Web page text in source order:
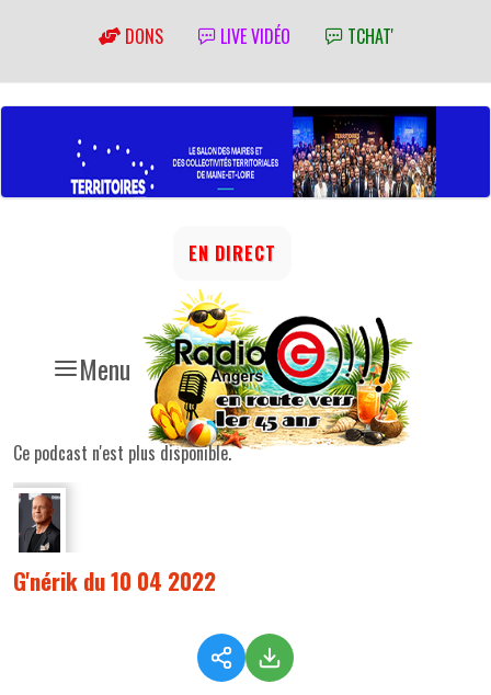
DONS LIVE VIDÉO TCHAT'
Menu
EN DIRECT
Ce podcast n'est plus disponible.
G'nérik du 10 04 2022